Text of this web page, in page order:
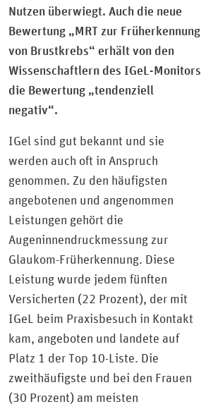
Nutzen überwiegt. Auch die neue
Bewertung „MRT zur Früherkennung
von Brustkrebs“ erhält von den
Wissenschaftlern des IGeL-Monitors
die Bewertung „tendenziell
negativ“.
IGel sind gut bekannt und sie
werden auch oft in Anspruch
genommen. Zu den häufigsten
angebotenen und angenommen
Leistungen gehört die
Augeninnendruckmessung zur
Glaukom-Früherkennung. Diese
Leistung wurde jedem fünften
Versicherten (22 Prozent), der mit
IGeL beim Praxisbesuch in Kontakt
kam, angeboten und landete auf
Platz 1 der Top 10-Liste. Die
zweithäufigste und bei den Frauen
(30 Prozent) am meisten